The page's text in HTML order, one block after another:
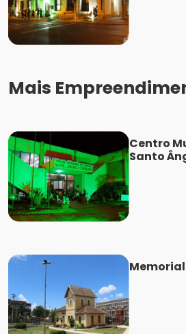
Mais
Centro
Santo